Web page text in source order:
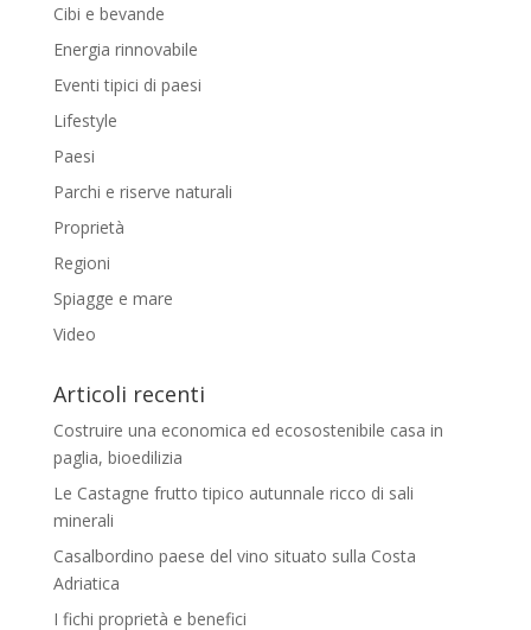
Cibi e bevande
Energia rinnovabile
Eventi tipici di paesi
Lifestyle
Paesi
Parchi e riserve naturali
Proprietà
Regioni
Spiagge e mare
Video
Articoli recenti
Costruire una economica ed ecosostenibile casa in
paglia, bioedilizia
Le Castagne frutto tipico autunnale ricco di sali
minerali
Casalbordino paese del vino situato sulla Costa
Adriatica
I fichi proprietà e benefici